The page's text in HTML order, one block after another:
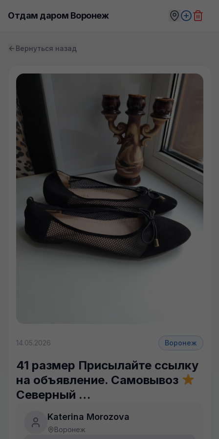
Отдам даром Воронеж
Вернуться назад
14.05.2026 Воронеж
41 размер Присылайте ссылку
на объявление. Самовывоз
Северный …
Katerina Morozova
Воронеж